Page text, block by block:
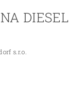
DIESEL
s.r.o.